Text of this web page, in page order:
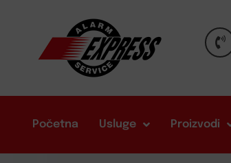
Početna Usluge Proizvodi